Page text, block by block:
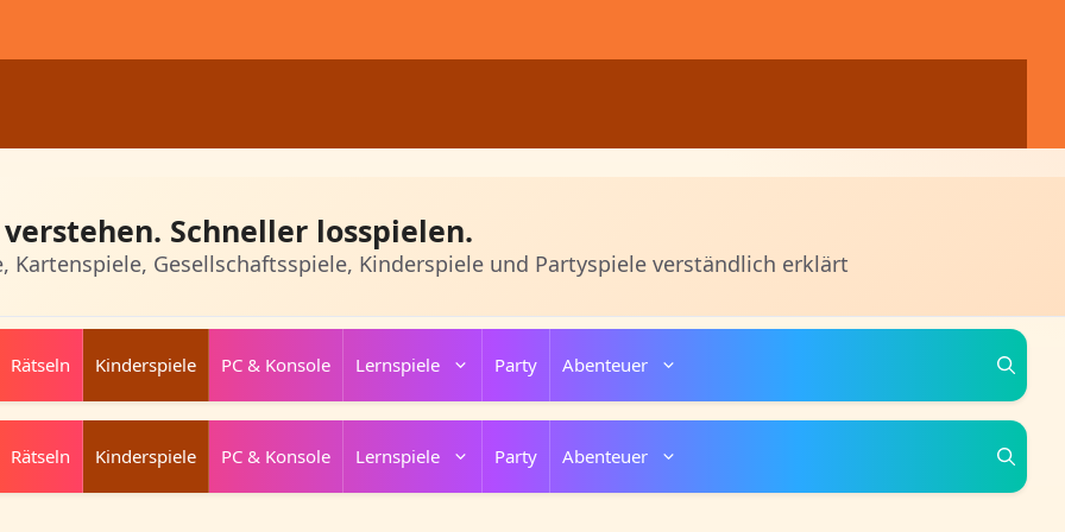
Schneller losspielen.
Kartenspiele, Gesellschaftsspiele, Kinderspiele und Partyspiele verständlich erklärt
Rätseln Kinderspiele PC & Konsole Lernspiele Party Abenteuer
Rätseln Kinderspiele PC & Konsole Lernspiele Party Abenteuer